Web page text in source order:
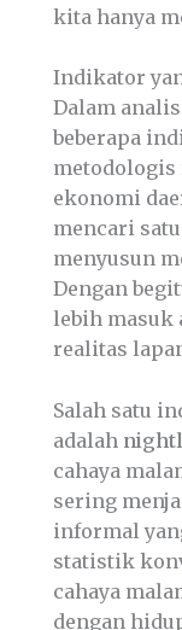
kita hanya
Indikator
Dalam
beberapa
metodologis
ekonomi
mencari
menyusun
Dengan
lebih masuk
realitas
Salah satu
adalah
cahaya
sering
informal
statistik
cahaya
dengan